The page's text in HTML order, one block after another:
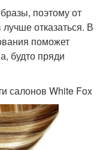
поэтому от
лучше отказаться. В
поможет
будто пряди
салонов White Fox